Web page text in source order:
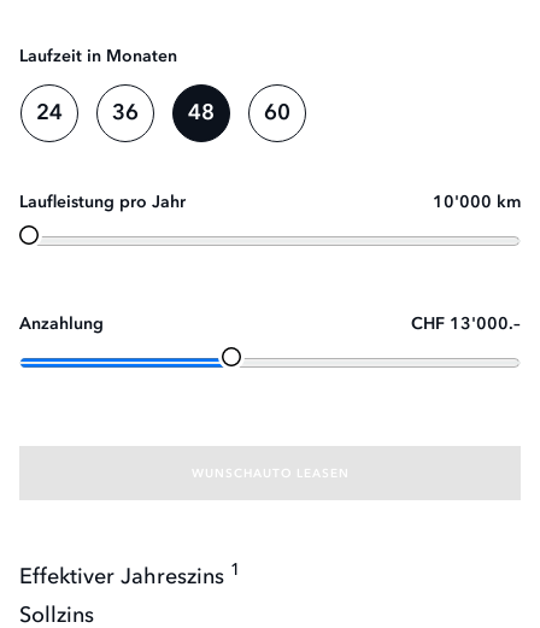
Laufzeit in Monaten
24 36 48 60
Laufleistung pro Jahr 10'000 km
Anzahlung CHF 13'000.–
WUNSCHAUTO LEASEN
Effektiver Jahreszins 1
Sollzins